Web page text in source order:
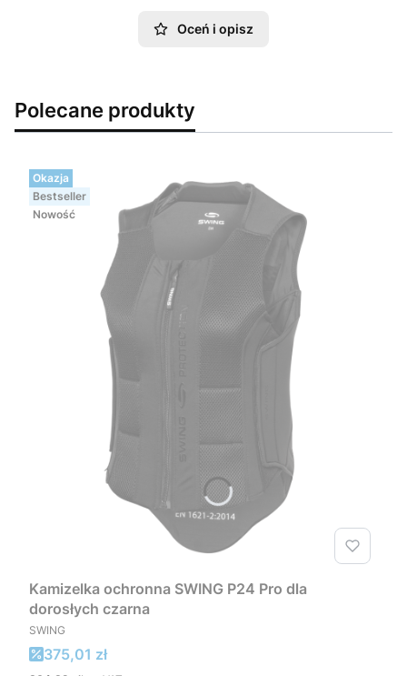
Oceń i opisz
Polecane produkty
Okazja
Bestseller
Nowość
Kamizelka ochronna SWING P24 Pro dla
dorosłych czarna
PRODUCENT
SWING
Cena promocyjna
375,01 zł